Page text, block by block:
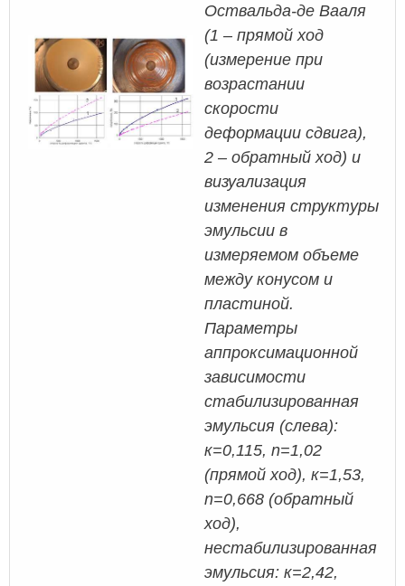
Оствальда-де Вааля
(1 – прямой ход
(измерение при
возрастании
скорости
деформации сдвига),
2 – обратный ход) и
визуализация
изменения структуры
эмульсии в
измеряемом объеме
между конусом и
пластиной.
Параметры
аппроксимационной
зависимости
стабилизированная
эмульсия (слева):
к=0,115, n=1,02
(прямой ход), к=1,53,
n=0,668 (обратный
ход),
нестабилизированная
эмульсия: к=2,42,